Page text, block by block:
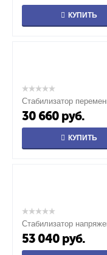
КУПИТЬ
Стабилизатор
30 660 руб.
КУПИТЬ
Стабилизатор
53 040 руб.